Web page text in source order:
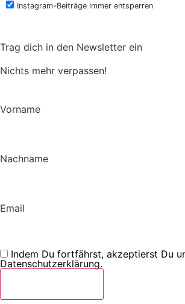
Instagram-Beiträge immer entsperren
Trag dich in den Newsletter ein
Nichts mehr verpassen!
Vorname
Nachname
Email
Indem Du fortfährst, akzeptierst Du
Datenschutzerklärung.